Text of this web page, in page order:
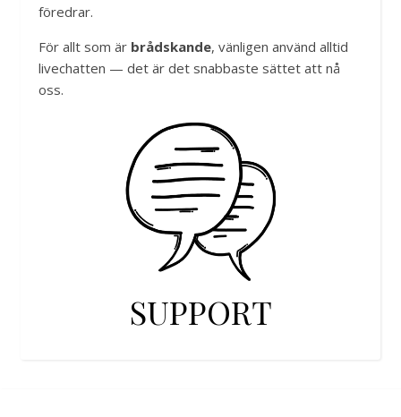
föredrar.
För allt som är brådskande, vänligen använd alltid
livechatten — det är det snabbaste sättet att nå
oss.
SUPPORT